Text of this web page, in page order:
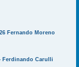
Fernando Moreno
Ferdinando Carulli